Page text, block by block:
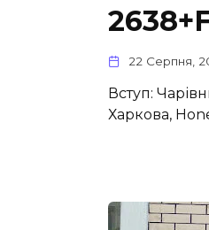
22 Серпня,
Вступ:
Харкова,